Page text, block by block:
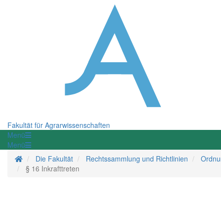
Fakultät für Agrarwissenschaften
Menü
Menü
StartseiteDie Fakultät Rechtssammlung und Richtlinien
§ 16 Inkrafttreten